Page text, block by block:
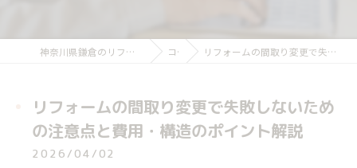
神奈川県鎌倉のリフォームならりふぉ～む本舗 湘南鎌倉店 コラム リフォームの間取り変更で失敗しないための注意点と費用・構造のポイント解説
リフォームの間取り変更で失敗しないため
の注意点と費用・構造のポイント解説
2026/04/02